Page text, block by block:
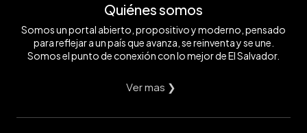
Quiénes somos
Somos un portal abierto, propositivo y moderno, pensado
para reflejar a un país que avanza, se reinventa y se une.
Somos el punto de conexión con lo mejor de El Salvador.
Ver mas ❯